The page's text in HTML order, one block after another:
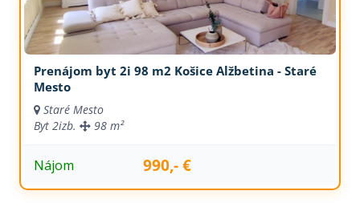
Prenájom byt 2i 98 m2 Košice Alžbetina - Staré
Mesto
Staré Mesto
Byt 2izb. 98 m²
Nájom 990,- €